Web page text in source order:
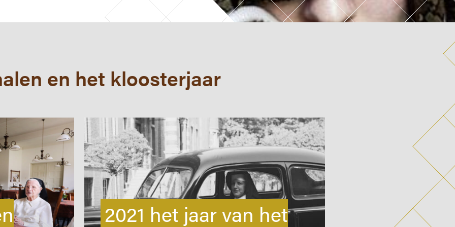
Jaar van het Brabants
Kloosterleven
Actueel
Kloostergeschiedenis
Nieuwsbrief
en het kloosterjaar
2021 het jaar van het